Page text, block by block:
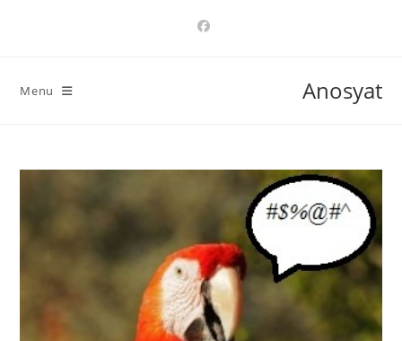
Anosyat
Menu